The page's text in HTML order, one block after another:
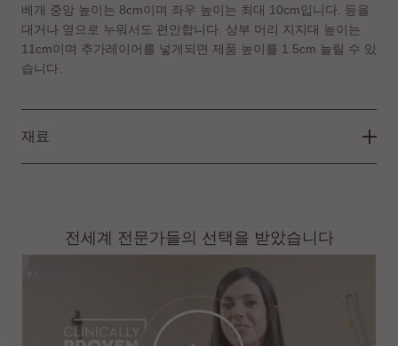
베개 중앙 높이는 8cm이며 좌우 높이는 최대 10cm입니다. 등을
대거나 옆으로 누워서도 편안합니다. 상부 머리 지지대 높이는
11cm이며 추가레이어를 넣게되면 제품 높이를 1.5cm 늘릴 수 있
습니다.
재료
전세계 전문가들의 선택을 받았습니다